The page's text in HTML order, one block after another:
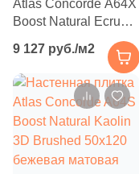
30x80 (8)
30x33 (
30x120 (410 )
30x9.6 (22)
Atlas Concorde A64X
Boost Natural Ecru
3D Texture 50x120
коричневая матовая
под цемент
9 127 руб./м2